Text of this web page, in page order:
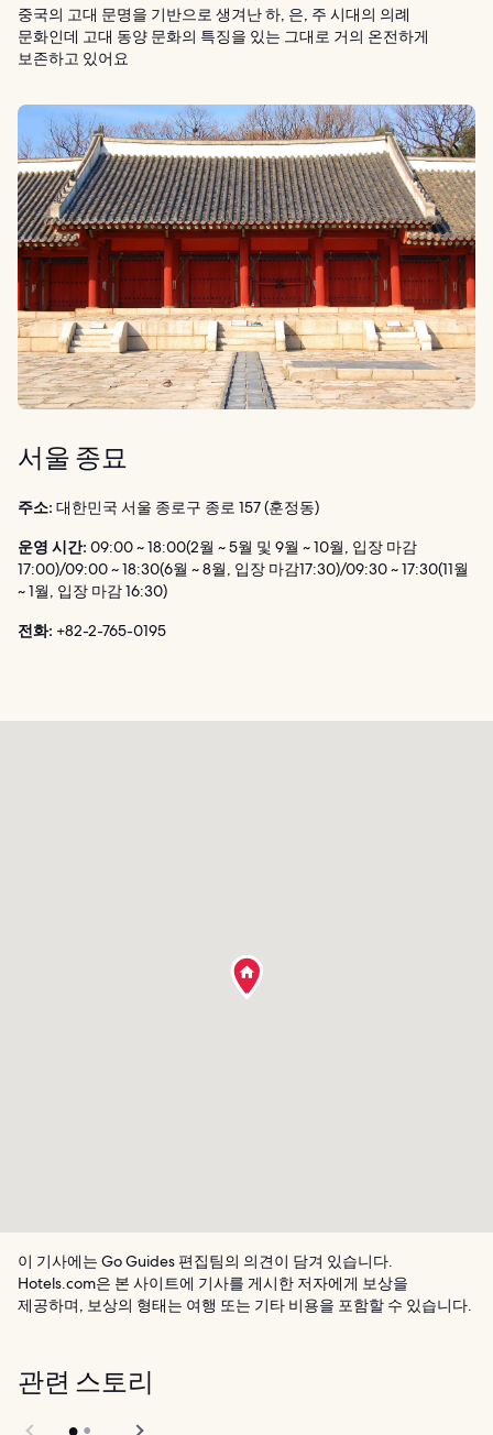
중국의 고대 문명을 기반으로 생겨난 하, 은, 주 시대의 의례
문화인데 고대 동양 문화의 특징을 있는 그대로 거의 온전하게
보존하고 있어요
서울 종묘
주소: 대한민국 서울 종로구 종로 157 (훈정동)
운영 시간: 09:00 ~ 18:00(2월 ~ 5월 및 9월 ~ 10월, 입장 마감
17:00)/09:00 ~ 18:30(6월 ~ 8월, 입장 마감17:30)/09:30 ~ 17:30(11월
~ 1월, 입장 마감 16:30)
전화: +82-2-765-0195
이 기사에는 Go Guides 편집팀의 의견이 담겨 있습니다.
Hotels.com은 본 사이트에 기사를 게시한 저자에게 보상을
제공하며, 보상의 형태는 여행 또는 기타 비용을 포함할 수 있습니다.
관련 스토리